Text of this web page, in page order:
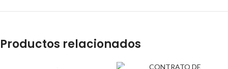
Productos relacionados